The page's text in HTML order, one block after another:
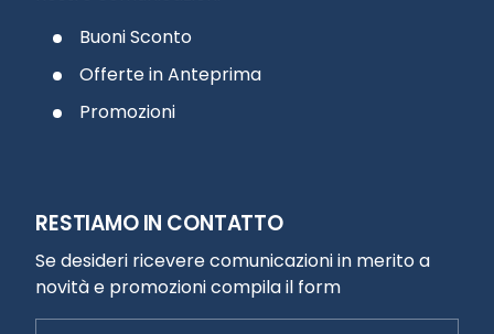
Buoni Sconto
Offerte in Anteprima
Promozioni
RESTIAMO IN CONTATTO
Se desideri ricevere comunicazioni in merito a
novità e promozioni compila il form